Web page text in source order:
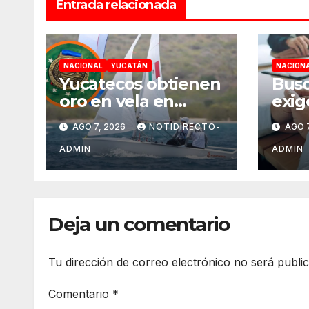
Entrada relacionada
NACIONAL YUCATÁN
Yucatecos obtienen
oro en vela en
Santo Domingo
AGO 7, 2026 NOTIDIRECTO-
ADMIN
AGO
ADMIN
Deja un comentario
Tu dirección de correo electrónico no será
Comentario *